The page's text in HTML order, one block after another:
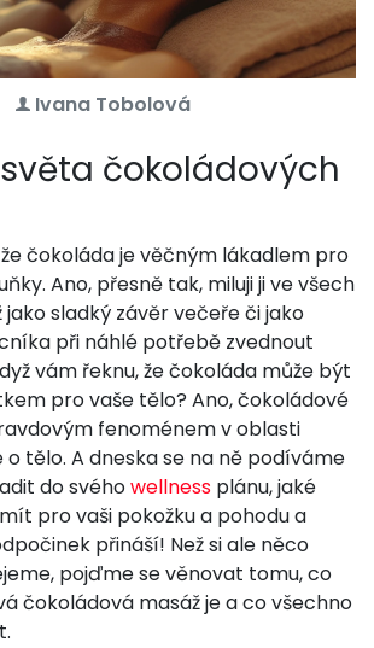
Ivana Tobolová
čokoládových
čokoláda je věčným lákadlem pro
Ano, přesně tak, miluji ji ve všech
jako sladký závěr večeře či jako
při náhlé potřebě zvednout
vám řeknu, že čokoláda může být
pro vaše tělo? Ano, čokoládové
fenoménem v oblasti
tělo. A dneska se na ně podíváme
do svéhowellness plánu, jaké
pro vaši pokožku a pohodu a
přináší! Než si ale něco
pojďme se věnovat tomu, co
čokoládová masáž je a co všechno